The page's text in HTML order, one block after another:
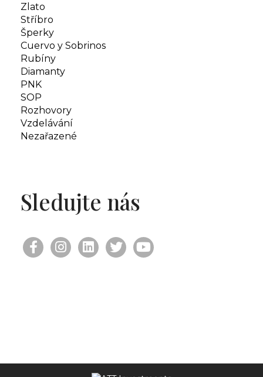
Zlato
Stříbro
Šperky
Cuervo y Sobrinos
Rubíny
Diamanty
PNK
SOP
Rozhovory
Vzdelávání
Nezařazené
Sledujte nás